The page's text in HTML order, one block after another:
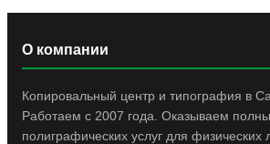
О компании
Копировальный центр и типография в
Работаем с 2007 года. Оказываем
полиграфических услуг для физических